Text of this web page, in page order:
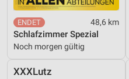
48,6 km
Schlafzimmer Spezial
Noch morgen gültig
XXXLutz